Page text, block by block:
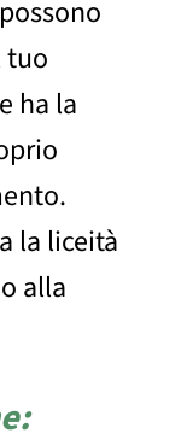
tuo
ha la
la liceità
alla